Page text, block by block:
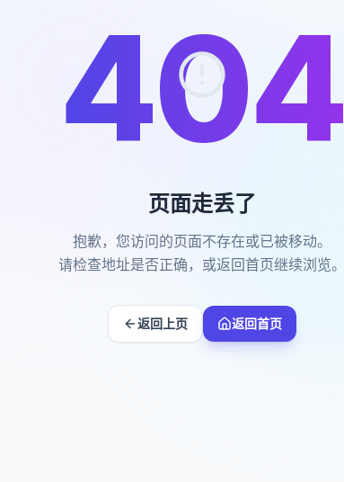
404
页面走丢了
抱歉，您访问的页面不存在或已被移动。
请检查地址是否正确，或返回首页继续浏览。
返回上页 返回首页